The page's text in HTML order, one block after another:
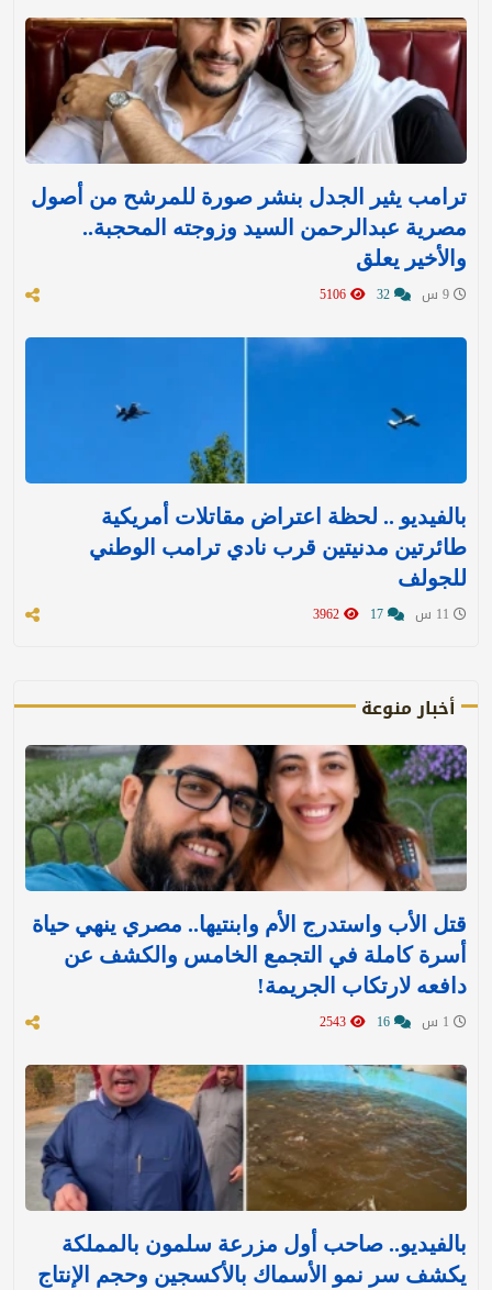
ترامب يثير الجدل بنشر صورة للمرشح من أصول
مصرية عبدالرحمن السيد وزوجته المحجبة..
والأخير يعلق
بالفيديو .. لحظة اعتراض مقاتلات أمريكية
طائرتين مدنيتين قرب نادي ترامب الوطني
للجولف
أخبار منوعة
قتل الأب واستدرج الأم وابنتيها.. مصري ينهي حياة
أسرة كاملة في التجمع الخامس والكشف عن
دافعه لارتكاب الجريمة!
بالفيديو.. صاحب أول مزرعة سلمون بالمملكة
يكشف سر نمو الأسماك بالأكسجين وحجم الإنتاج